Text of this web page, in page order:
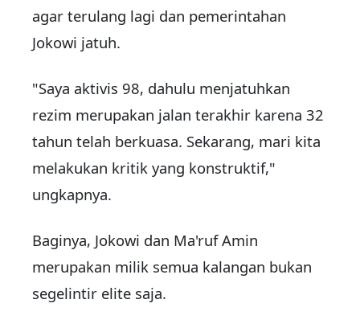
agar terulang lagi dan pemerintahan
Jokowi jatuh.
"Saya aktivis 98, dahulu menjatuhkan
rezim merupakan jalan terakhir karena 32
tahun telah berkuasa. Sekarang, mari kita
melakukan kritik yang konstruktif,"
ungkapnya.
Baginya, Jokowi dan Ma'ruf Amin
merupakan milik semua kalangan bukan
segelintir elite saja.